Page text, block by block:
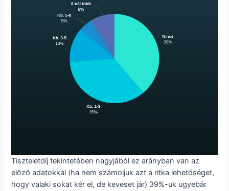
Tiszteletdíj tekintetében nagyjából ez arányban van az
előző adatokkal (ha nem számoljuk azt a ritka lehetőséget,
hogy valaki sokat kér el, de keveset jár) 39%-uk ugyebár